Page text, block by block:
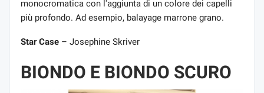
monocromatica con l'aggiunta di un colore dei capelli
più profondo. Ad esempio, balayage marrone grano.
Star Case – Josephine Skriver
BIONDO E BIONDO SCURO